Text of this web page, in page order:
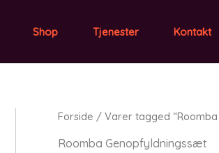
Shop Tjenester Kontakt
Forside / Varer tagged
Roomba Genopfyldningssæt